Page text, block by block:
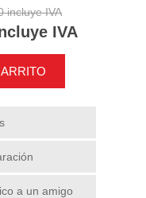
incluye IVA
IVA
a un amigo